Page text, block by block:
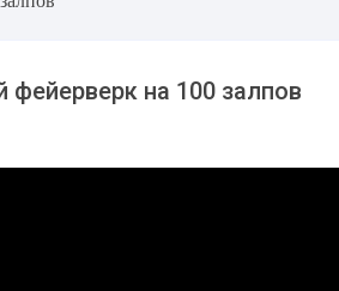
фейерверк на 100 залпов